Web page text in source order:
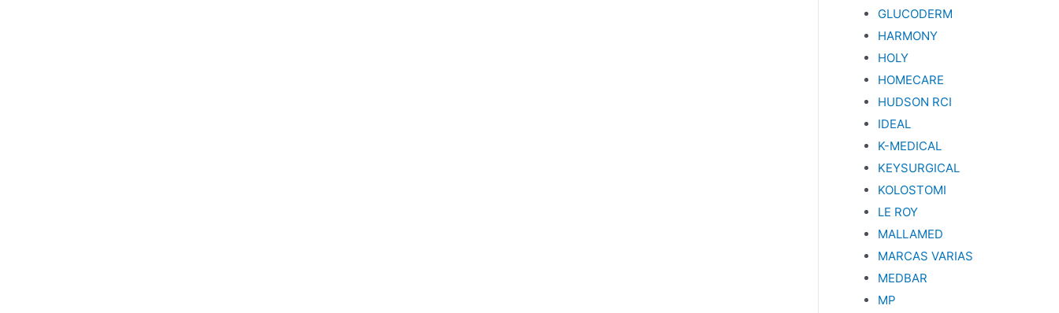
GLUCODERM
HARMONY
HOLY
HOMECARE
HUDSON RCI
IDEAL
K-MEDICAL
KEYSURGICAL
KOLOSTOMI
LE ROY
MALLAMED
MARCAS VARIAS
MEDBAR
MP